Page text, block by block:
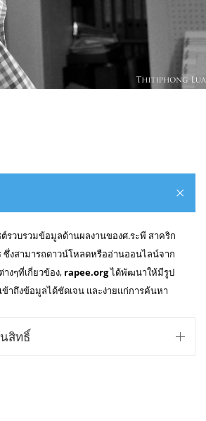
ต์รวบรวมข้อมูลด้านผลงานของศ.ระพี สาคริก
ซึ่งสามารถดาวน์โหลดหรืออ่านออนไลน์จาก
งๆที่เกี่ยวข้อง, rapee.orgได้พัฒนาให้มีรูป
าถึงข้อมูลได้ชัดเจน และง่ายแก่การค้นหา
สิทธิ์